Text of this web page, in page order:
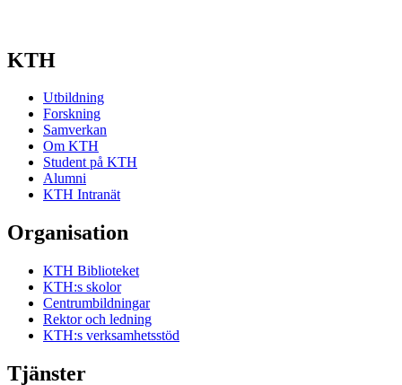
KTH
Utbildning
Forskning
Samverkan
Om KTH
Student på KTH
Alumni
KTH Intranät
Organisation
KTH Biblioteket
KTH:s skolor
Centrumbildningar
Rektor och ledning
KTH:s verksamhetsstöd
Tjänster